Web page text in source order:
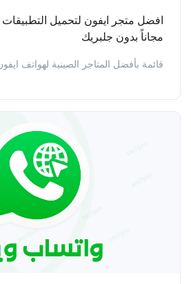
افضل متجر ايفون لتحميل
مجاناً بدون جلبريك
قائمة بأفضل المتاجر الصينية لهواتف